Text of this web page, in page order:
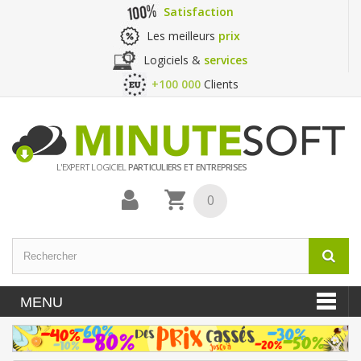
Satisfaction
Les meilleurs prix
Logiciels & services
+100 000 Clients
L'EXPERT LOGICIELPARTICULIERS ET ENTREPRISES
0
MENU